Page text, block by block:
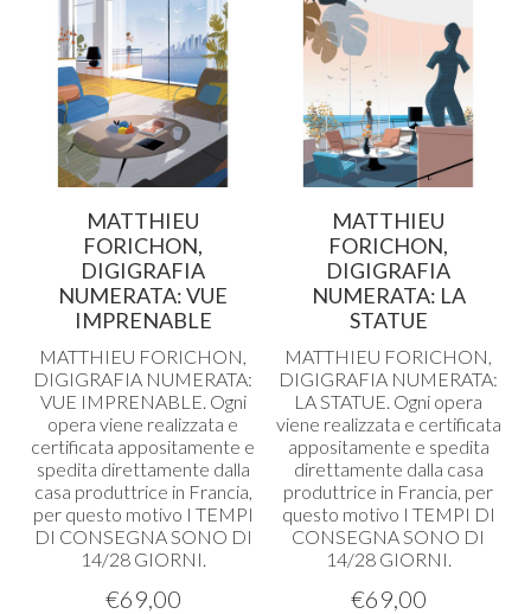
MATTHIEU
FORICHON,
DIGIGRAFIA
NUMERATA: VUE
IMPRENABLE
MATTHIEU FORICHON,
DIGIGRAFIA NUMERATA:
VUE IMPRENABLE. Ogni
opera viene realizzata e
certificata appositamente e
spedita direttamente dalla
casa produttrice in Francia,
per questo motivo I TEMPI
DI CONSEGNASONO DI
14/28 GIORNI.
€69,00
MATTHIEU
FORICHON,
DIGIGRAFIA
NUMERATA: LA
STATUE
MATTHIEU FORICHON,
DIGIGRAFIA NUMERATA:
LASTATUE. Ogni opera
viene realizzata e certificata
appositamente e spedita
direttamente dalla casa
produttrice in Francia, per
questo motivo I TEMPI DI
CONSEGNASONO DI
14/28 GIORNI.
€69,00